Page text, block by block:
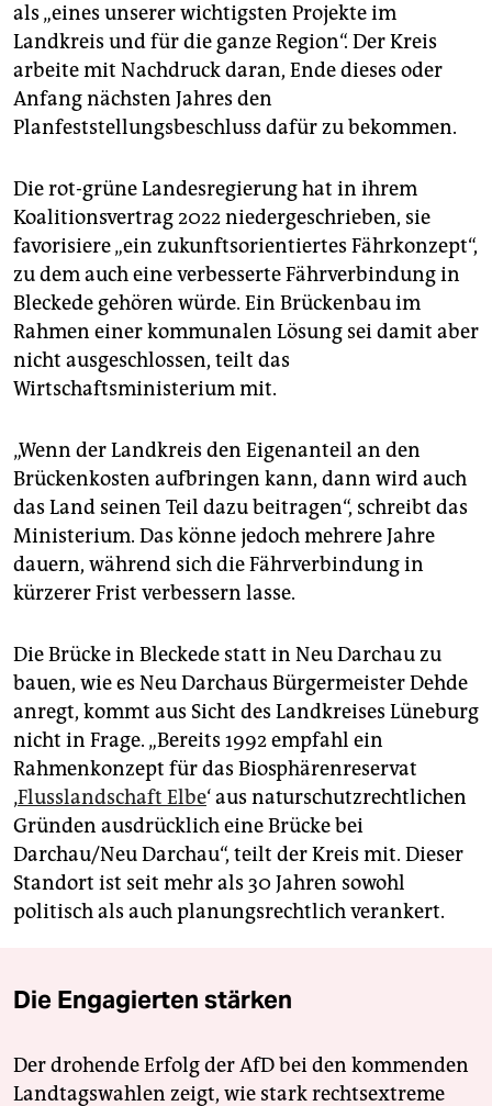
als „eines unserer wichtigsten Projekte im
Landkreis und für die ganze Region“. Der Kreis
arbeite mit Nachdruck daran, Ende dieses oder
Anfang nächsten Jahres den
Planfeststellungsbeschluss dafür zu bekommen.
Die rot-grüne Landesregierung hat in ihrem
Koalitionsvertrag 2022 niedergeschrieben, sie
favorisiere „ein zukunftsorientiertes Fährkonzept“,
zu dem auch eine verbesserte Fährverbindung in
Bleckede gehören würde. Ein Brückenbau im
Rahmen einer kommunalen Lösung sei damit aber
nicht ausgeschlossen, teilt das
Wirtschaftsministerium mit.
„Wenn der Landkreis den Eigenanteil an den
Brückenkosten aufbringen kann, dann wird auch
das Land seinen Teil dazu beitragen“, schreibt das
Ministerium. Das könne jedoch mehrere Jahre
dauern, während sich die Fährverbindung in
kürzerer Frist verbessern lasse.
Die Brücke in Bleckede statt in Neu Darchau zu
bauen, wie es Neu Darchaus Bürgermeister Dehde
anregt, kommt aus Sicht des Landkreises Lüneburg
nicht in Frage. „Bereits 1992 empfahl ein
Rahmenkonzept für das Biosphärenreservat
‚Flusslandschaft Elbe‘ aus naturschutzrechtlichen
Gründen ausdrücklich eine Brücke bei
Darchau/Neu Darchau“, teilt der Kreis mit. Dieser
Standort ist seit mehr als 30 Jahren sowohl
politisch als auch planungsrechtlich verankert.
Die Engagierten stärken
Der drohende Erfolg der AfD bei den kommenden
Landtagswahlen zeigt, wie stark rechtsextreme